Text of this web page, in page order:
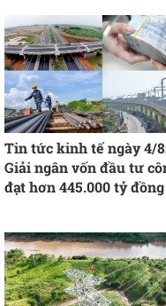
Tin tức kinh tế ngày 4/
Giải ngân vốn đầu tư
đạt hơn 445.000 tỷ đồng